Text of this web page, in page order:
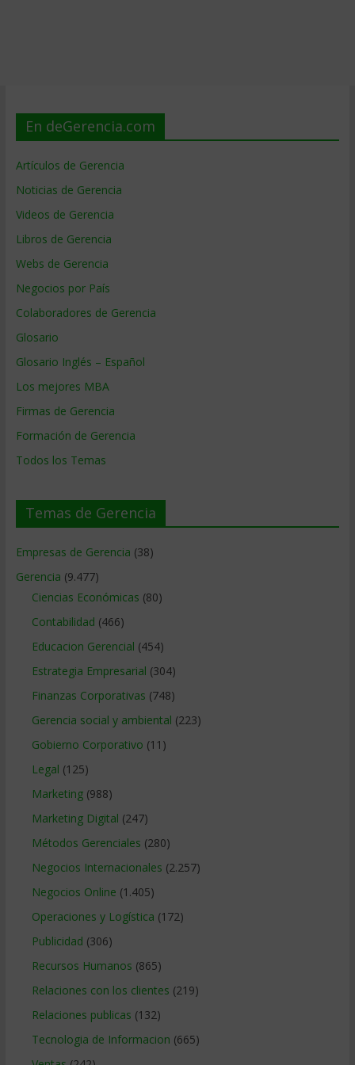
En deGerencia.com
Artículos de Gerencia
Noticias de Gerencia
Videos de Gerencia
Libros de Gerencia
Webs de Gerencia
Negocios por País
Colaboradores de Gerencia
Glosario
Glosario Inglés – Español
Los mejores MBA
Firmas de Gerencia
Formación de Gerencia
Todos los Temas
Temas de Gerencia
Empresas de Gerencia (38)
Gerencia (9.477)
Ciencias Económicas (80)
Contabilidad (466)
Educacion Gerencial (454)
Estrategia Empresarial (304)
Finanzas Corporativas (748)
Gerencia social y ambiental (223)
Gobierno Corporativo (11)
Legal (125)
Marketing(988)
Marketing Digital (247)
Métodos Gerenciales (280)
Negocios Internacionales (2.257)
Negocios Online (1.405)
Operaciones y Logística (172)
Publicidad (306)
Recursos Humanos (865)
Relaciones con los clientes (219)
Relaciones publicas (132)
Tecnologia de Informacion (665)